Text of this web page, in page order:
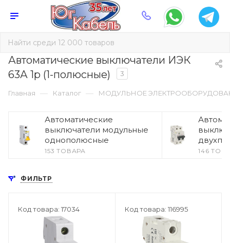
Автоматические выключатели ИЭК
63А 1p (1-полюсные)
3
Главная — Каталог — МОДУЛЬНОЕ
Автоматические
выключатели модульные
однополюсные
153 ТОВАРА 146
ФИЛЬТР
Код товара: 17034 Код товара: 116995